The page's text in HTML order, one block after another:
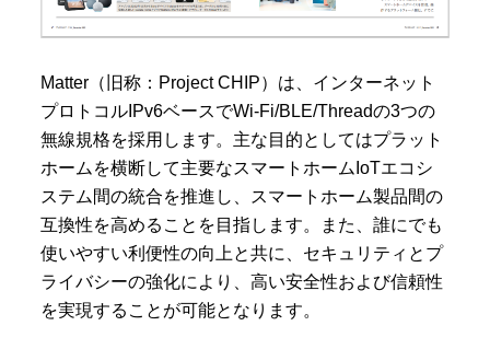
Matter（旧称：Project CHIP）は、インターネット
プロトコルIPv6ベースでWi-Fi/BLE/Threadの3つの
無線規格を採用します。主な目的としてはプラット
ホームを横断して主要なスマートホームIoTエコシ
ステム間の統合を推進し、スマートホーム製品間の
互換性を高めることを目指します。また、誰にでも
使いやすい利便性の向上と共に、セキュリティとプ
ライバシーの強化により、高い安全性および信頼性
を実現することが可能となります。